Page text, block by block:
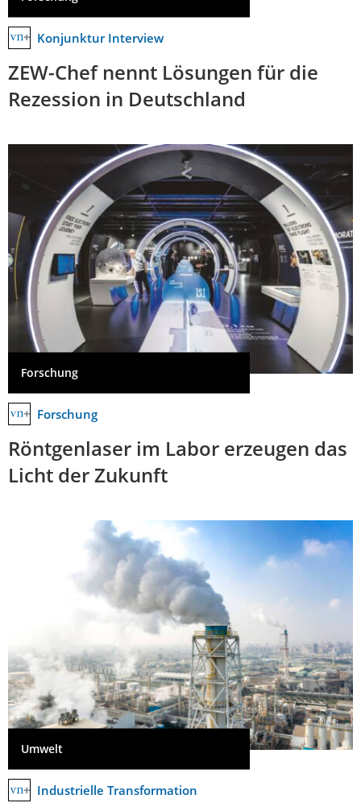
Konjunktur Interview
ZEW-Chef nennt Lösungen für die
Rezession in Deutschland
Forschung
Forschung
Röntgenlaser im Labor erzeugen das
Licht der Zukunft
Umwelt
Industrielle Transformation